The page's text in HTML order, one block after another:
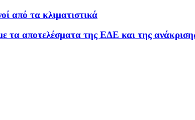
από τα κλιματιστικά
τα αποτελέσματα της ΕΔΕ και της